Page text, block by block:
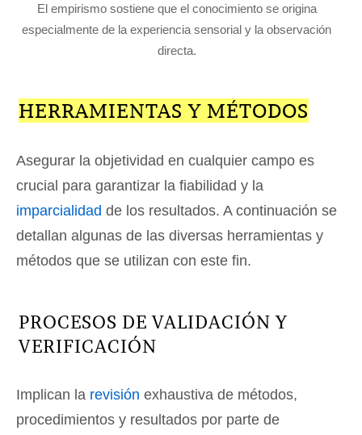
El empirismo sostiene que el conocimiento se origina
especialmente de la experiencia sensorial y la observación
directa.
HERRAMIENTAS Y MÉTODOS
Asegurar la objetividad en cualquier campo es
crucial para garantizar la fiabilidad y la
imparcialidad de los resultados. A continuación se
detallan algunas de las diversas herramientas y
métodos que se utilizan con este fin.
PROCESOS DE VALIDACIÓN Y
VERIFICACIÓN
Implican la revisión exhaustiva de métodos,
procedimientos y resultados por parte de